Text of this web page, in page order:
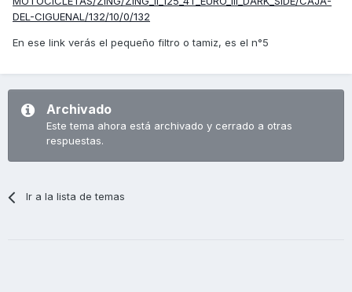
DEL-CIGUENAL/132/10/0/132
En ese link verás el pequeño filtro o tamiz, es el n°5
Archivado
Este tema ahora está archivado y cerrado a otras
respuestas.
Ir a la lista de temas